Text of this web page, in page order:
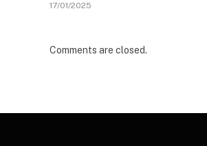
17/01/2025
Comments are closed.